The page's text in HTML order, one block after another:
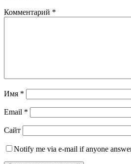
Комментарий *
Имя *
Email *
Сайт
Notify me via e-mail if anyone